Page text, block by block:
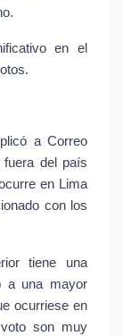
en el
a Correo
del país
en Lima
con los
tiene una
a una mayor
ocurriese en
son muy